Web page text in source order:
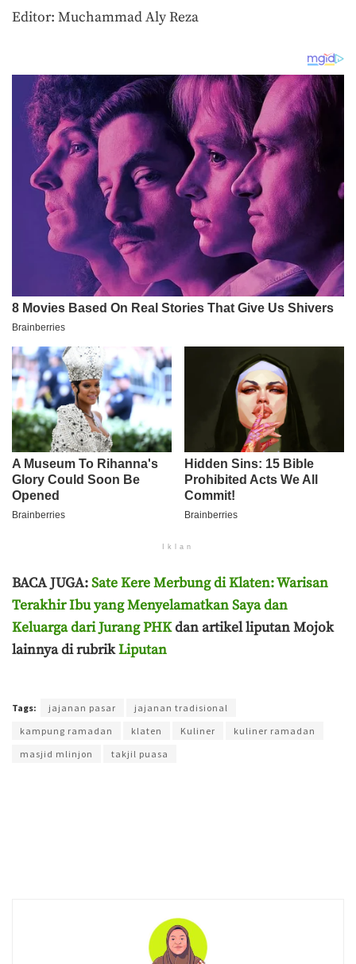
Editor: Muchammad Aly Reza
Iklan
BACA JUGA:Sate Kere Merbung di Klaten: Warisan
Terakhir Ibu yang Menyelamatkan Saya dan
Keluarga dari Jurang PHKdan artikel liputan Mojok
lainnya di rubrikLiputan
Tags: jajanan pasar
jajanan tradisional
kampung ramadan
klaten Kuliner
kuliner ramadan
masjid mlinjon
takjil puasa